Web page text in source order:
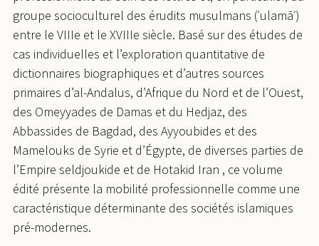
groupe socioculturel des érudits musulmans (ʿulamāʾ)
entre le VIIIe et le XVIIIe siècle. Basé sur des études de
cas individuelles et l’exploration quantitative de
dictionnaires biographiques et d’autres sources
primaires d’al-Andalus, d’Afrique du Nord et de l’Ouest,
des Omeyyades de Damas et du Hedjaz, des
Abbassides de Bagdad, des Ayyoubides et des
Mamelouks de Syrie et d’Égypte, de diverses parties de
l’Empire seldjoukide et de Hotakid Iran , ce volume
édité présente la mobilité professionnelle comme une
caractéristique déterminante des sociétés islamiques
pré-modernes.